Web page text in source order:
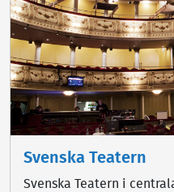
Svenska Teatern
Svenska Teatern i